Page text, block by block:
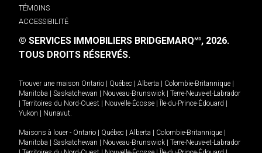
TÉMOINS
ACCESSIBILITÉ
© SERVICES IMMOBILIERS BRIDGEMARQMD, 2026.
TOUS DROITS RÉSERVÉS.
Trouver une maison Ontario Québec Alberta Colombie-Britannique
Manitoba
Saskatchewan Nouveau-Brunswick
Terre-Neuve-et-Labrador
Territoires du Nord-Ouest Nouvelle-Écosse Île-du-Prince-Édouard
Yukon
Nunavut.
Maisons à louer - Ontario Québec Alberta Colombie-Britannique
Manitoba
Saskatchewan Nouveau-Brunswick
Terre-Neuve-et-Labrador